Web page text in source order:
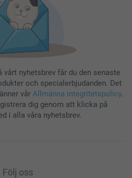
vårt nyhetsbrev får du den senaste
och specialerbjudanden. Det
vår Allmänna integritetspolicy.
dig genom att klicka på
i alla våra nyhetsbrev.
Följ oss